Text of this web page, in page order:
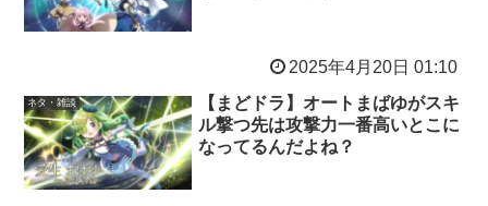
2025年4月20日 01:10
ネタ・雑談
【まどドラ】オートまばゆがスキ
ル撃つ先は攻撃力一番高いとこに
なってるんだよね？